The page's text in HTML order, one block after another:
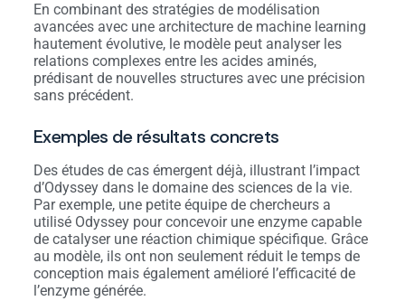
En combinant des stratégies de modélisation
avancées avec une architecture de machine learning
hautement évolutive, le modèle peut analyser les
relations complexes entre les acides aminés,
prédisant de nouvelles structures avec une précision
sans précédent.
Exemples de résultats concrets
Des études de cas émergent déjà, illustrant l’impact
d’Odyssey dans le domaine des sciences de la vie.
Par exemple, une petite équipe de chercheurs a
utilisé Odyssey pour concevoir une enzyme capable
de catalyser une réaction chimique spécifique. Grâce
au modèle, ils ont non seulement réduit le temps de
conception mais également amélioré l’efficacité de
l’enzyme générée.